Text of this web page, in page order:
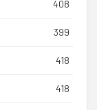
408
399
418
418